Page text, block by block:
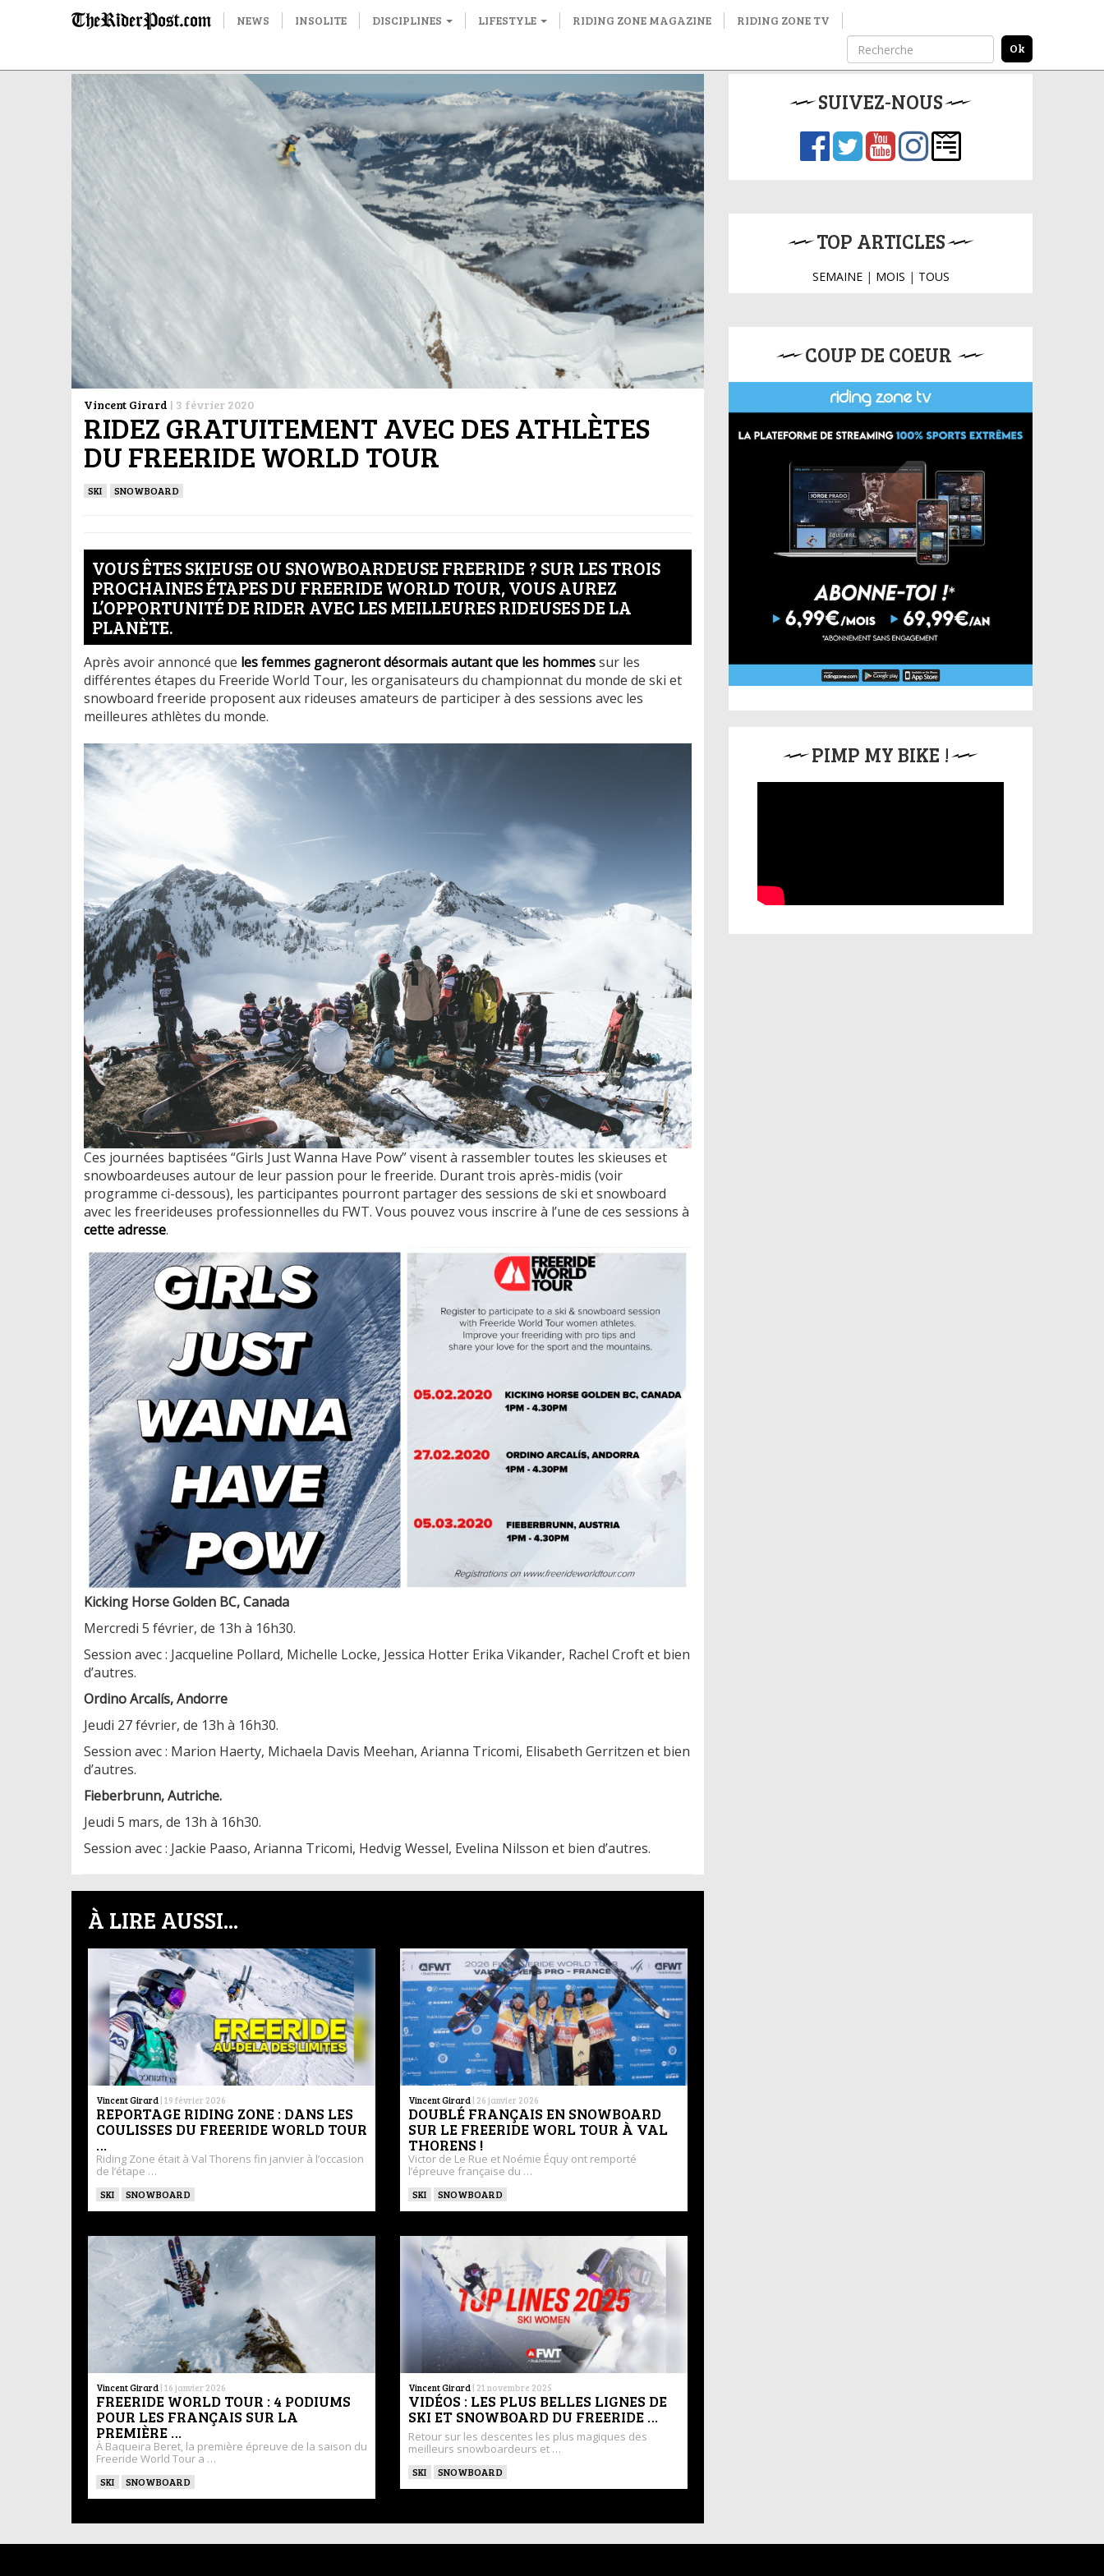
NEWS INSOLITE DISCIPLINES LIFESTYLE RIDING ZONE MAGAZINE RIDING ZONE TV
Vincent Girard | 3 février 2020
RIDEZ GRATUITEMENT AVEC DES ATHLÈTES
DU FREERIDE WORLD TOUR
SKI SNOWBOARD
VOUS ÊTES SKIEUSE OU SNOWBOARDEUSE FREERIDE ? SUR LES TROIS
PROCHAINES ÉTAPES DU FREERIDE WORLD TOUR, VOUS AUREZ
L’OPPORTUNITÉ DE RIDER AVEC LES MEILLEURES RIDEUSES DE LA
PLANÈTE.
Après avoir annoncé que les femmes gagneront désormais autant que les hommessur les
différentes étapes du Freeride World Tour, les organisateurs du championnat du monde de ski et
snowboard freeride proposent aux rideuses amateurs de participer à des sessions avec les
meilleures athlètes du monde.
Ces journées baptisées “Girls Just Wanna Have Pow” visent à rassembler toutes les skieuses et
snowboardeuses autour de leur passion pour le freeride. Durant trois après-midis (voir
programme ci-dessous), les participantes pourront partager des sessions de ski et snowboard
avec les freerideuses professionnelles du FWT. Vous pouvez vous inscrire à l’une de ces sessions à
cette adresse.
Kicking Horse Golden BC, Canada
Mercredi 5 février, de 13h à 16h30.
Session avec : Jacqueline Pollard, Michelle Locke, Jessica Hotter Erika Vikander, Rachel Croft et bien
d’autres.
Ordino Arcalís, Andorre
Jeudi 27 février, de 13h à 16h30.
Session avec : Marion Haerty, Michaela Davis Meehan, Arianna Tricomi, Elisabeth Gerritzen et bien
d’autres.
Fieberbrunn, Autriche.
Jeudi 5 mars, de 13h à 16h30.
Session avec : Jackie Paaso, Arianna Tricomi, Hedvig Wessel, Evelina Nilsson et bien d’autres.
À LIRE AUSSI...
Vincent Girard | 19 février 2026
REPORTAGE RIDING ZONE : DANS LES
COULISSES DU FREERIDE WORLD TOUR
…
Riding Zone était à Val Thorens fin janvier à l’occasion
de l’étape …
SKI SNOWBOARD
Vincent Girard | 26 janvier 2026
DOUBLÉ FRANÇAIS EN SNOWBOARD
SUR LE FREERIDE WORL TOUR À VAL
THORENS !
Victor de Le Rue et Noémie Équy ont remporté
l’épreuve française du …
SKI SNOWBOARD
Vincent Girard | 16 janvier 2026
FREERIDE WORLD TOUR : 4 PODIUMS
POUR LES FRANÇAIS SUR LA
PREMIÈRE …
À Baqueira Beret, la première épreuve de la saison du
Freeride World Tour a …
SKI SNOWBOARD
Vincent Girard | 21 novembre 2025
VIDÉOS : LES PLUS BELLES LIGNES DE
SKI ET SNOWBOARD DU FREERIDE …
Retour sur les descentes les plus magiques des
meilleurs snowboardeurs et …
SKI SNOWBOARD
SUIVEZ-NOUS
TOP ARTICLES
SEMAINE| MOIS | TOUS
COUP DE COEUR
PIMP MY BIKE !